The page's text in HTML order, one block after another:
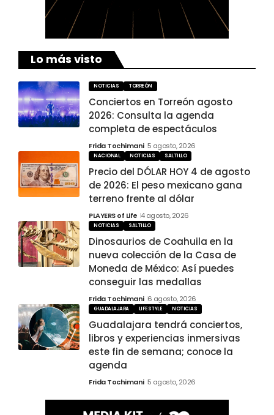
Lo más visto
NOTICIAS TORREÓN
Conciertos en Torreón agosto
2026: Consulta la agenda
completa de espectáculos
Frida Tochimani 5 agosto, 2026
NACIONAL NOTICIAS SALTILLO
Precio del DÓLAR HOY 4 de agosto
de 2026: El peso mexicano gana
terreno frente al dólar
PLAYERS of Life 4 agosto, 2026
NOTICIAS SALTILLO
Dinosaurios de Coahuila en la
nueva colección de la Casa de
Moneda de México: Así puedes
conseguir las medallas
Frida Tochimani 6 agosto, 2026
GUADALAJARA LIFESTYLE NOTICIAS
Guadalajara tendrá conciertos,
libros y experiencias inmersivas
este fin de semana; conoce la
agenda
Frida Tochimani 5 agosto, 2026